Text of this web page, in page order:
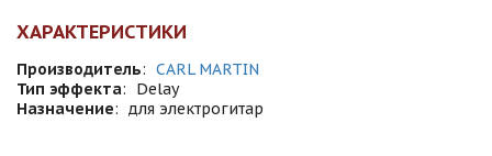
ХАРАКТЕРИСТИКИ
Производитель: CARL MARTIN
Тип эффекта:
Delay
Назначение: для электрогитар